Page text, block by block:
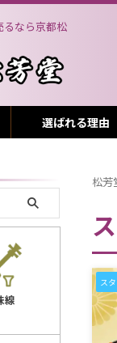
るなら京都松
選ばれる理由
松芳
ス
線